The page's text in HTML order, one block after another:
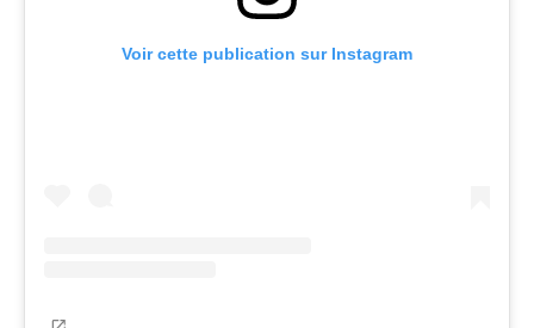
Voir cette publication sur Instagram